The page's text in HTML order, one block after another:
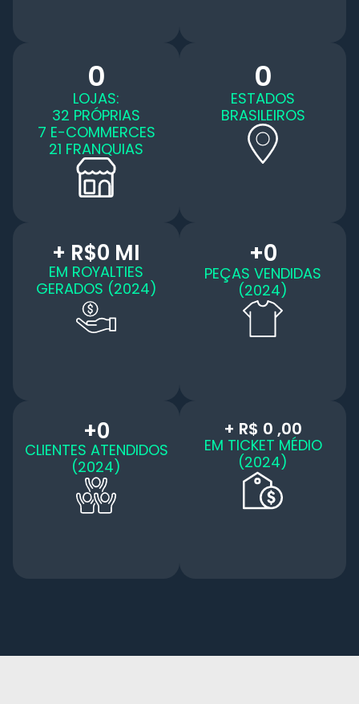
0
LOJAS:
32 PRÓPRIAS
7 E-COMMERCES
21 FRANQUIAS
0
ESTADOS
BRASILEIROS
+ R$0 MI
EM ROYALTIES
GERADOS (2024)
+0
PEÇAS VENDIDAS
(2024)
+0
CLIENTES ATENDIDOS
(2024)
+ R$ 0 ,00
EM TICKET MÉDIO
(2024)